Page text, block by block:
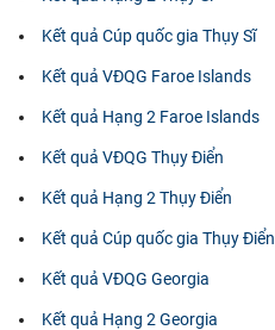
Kết quả Cúp quốc gia Thụy Sĩ
Kết quả VĐQG Faroe Islands
Kết quả Hạng 2 Faroe Islands
Kết quả VĐQG Thụy Điển
Kết quả Hạng 2 Thụy Điển
Kết quả Cúp quốc gia Thụy Điển
Kết quả VĐQG Georgia
Kết quả Hạng 2 Georgia